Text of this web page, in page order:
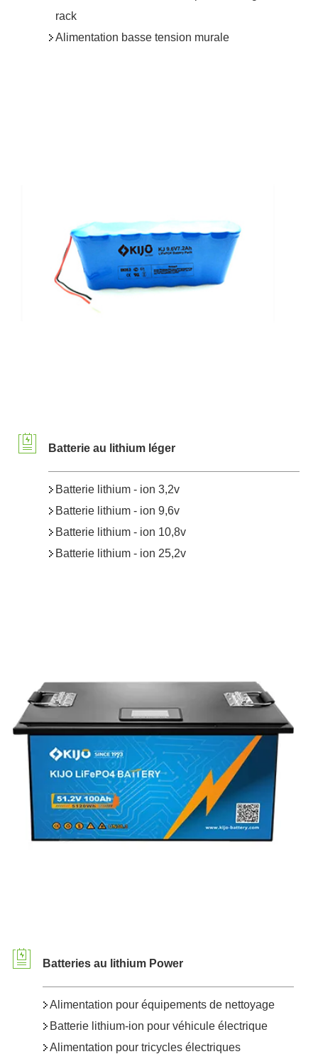
rack
Alimentation basse tension murale
Batterie au lithium léger
Batterie lithium - ion 3,2v
Batterie lithium - ion 9,6v
Batterie lithium - ion 10,8v
Batterie lithium - ion 25,2v
Batteries au lithium Power
Alimentation pour équipements de nettoyage
Batterie lithium-ion pour véhicule électrique
Alimentation pour tricycles électriques